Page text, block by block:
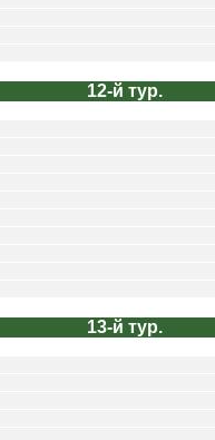
12-й тур.
13-й тур.